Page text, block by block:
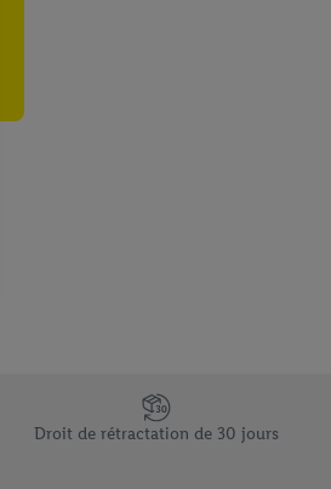
Droit de rétractation de 30 jours